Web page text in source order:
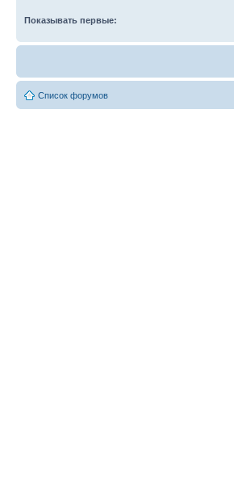
Показывать первые:
Список форумов